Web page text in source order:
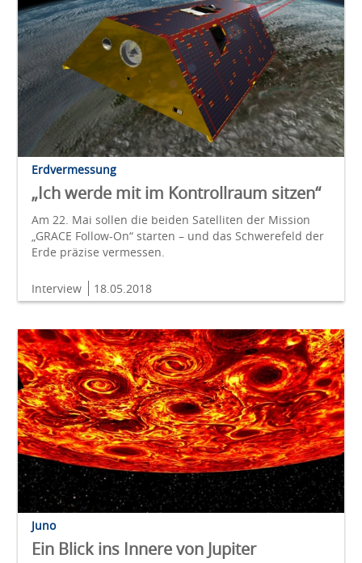
Erdvermessung
„Ich werde mit im Kontrollraum sitzen“
Am 22. Mai sollen die beiden Satelliten der Mission
„GRACE Follow-On“ starten – und das Schwerefeld der
Erde präzise vermessen.
Interview 18.05.2018
Juno
Ein Blick ins Innere von Jupiter